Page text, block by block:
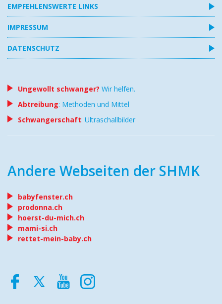
EMPFEHLENSWERTE LINKS
IMPRESSUM
DATENSCHUTZ
Ungewollt schwanger? Wir helfen.
Abtreibung: Methoden und Mittel
Schwangerschaft: Ultraschallbilder
Andere Webseiten der SHMK
babyfenster.ch
prodonna.ch
hoerst-du-mich.ch
mami-si.ch
rettet-mein-baby.ch